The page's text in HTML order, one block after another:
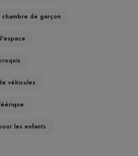
de garçon
véhicules
les enfants